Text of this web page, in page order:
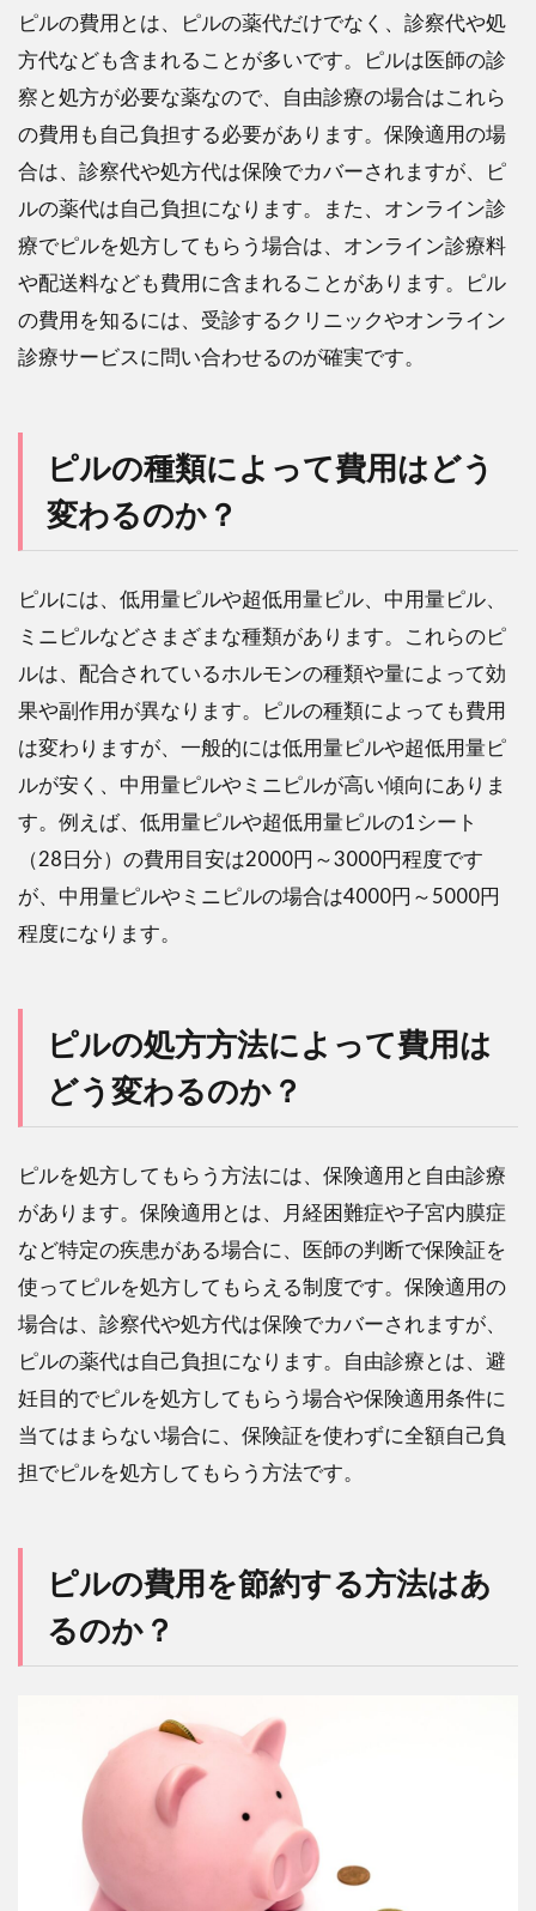
ピル
の処
方方
法に
よっ
て費
用は
どう
変わ
るの
か？
4
節約
する
方法
はあ
か？
5
ピル
用を
補助
して
もら
える
制度
はあ
るの
か？
用を
する
るの
7
ピル
の費
用と
のバ
ラン
どう
なっ
8
ピル
の費
用と
ピルの費用とは、ピルの薬代だけでなく、診察代や処
方代なども含まれることが多いです。ピルは医師の診
察と処方が必要な薬なので、自由診療の場合はこれら
の費用も自己負担する必要があります。保険適用の場
合は、診察代や処方代は保険でカバーされますが、ピ
ルの薬代は自己負担になります。また、オンライン診
療でピルを処方してもらう場合は、オンライン診療料
や配送料なども費用に含まれることがあります。ピル
の費用を知るには、受診するクリニックやオンライン
診療サービスに問い合わせるのが確実です。
ピルの種類によって費用はどう
変わるのか？
ピルには、低用量ピルや超低用量ピル、中用量ピル、
ミニピルなどさまざまな種類があります。これらのピ
ルは、配合されているホルモンの種類や量によって効
果や副作用が異なります。ピルの種類によっても費用
は変わりますが、一般的には低用量ピルや超低用量ピ
ルが安く、中用量ピルやミニピルが高い傾向にありま
す。例えば、低用量ピルや超低用量ピルの1シート
（28日分）の費用目安は2000円～3000円程度です
が、中用量ピルやミニピルの場合は4000円～5000円
程度になります。
ピルの処方方法によって費用は
どう変わるのか？
ピルを処方してもらう方法には、保険適用と自由診療
があります。保険適用とは、月経困難症や子宮内膜症
など特定の疾患がある場合に、医師の判断で保険証を
使ってピルを処方してもらえる制度です。保険適用の
場合は、診察代や処方代は保険でカバーされますが、
ピルの薬代は自己負担になります。自由診療とは、避
妊目的でピルを処方してもらう場合や保険適用条件に
当てはまらない場合に、保険証を使わずに全額自己負
担でピルを処方してもらう方法です。
ピルの費用を節約する方法はあ
るのか？